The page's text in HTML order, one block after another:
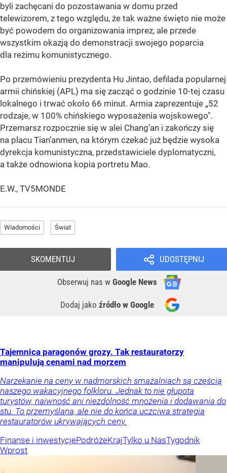
byli zachęcani do pozostawania w domu przed
telewizorem, z tego względu, że tak ważne święto nie może
być powodem do organizowania imprez, ale przede
wszystkim okazją do demonstracji swojego poparcia
dla reżimu komunistycznego.
Po przemówieniu prezydenta Hu Jintao, defilada popularnej
armii chińskiej (APL) ma się zacząć o godzinie 10-tej czasu
lokalnego i trwać około 66 minut. Armia zaprezentuje „52
rodzaje, w 100% chińskiego wyposażenia wojskowego".
Przemarsz rozpocznie się w alei Chang’an i zakończy się
na placu Tian’anmen, na którym czekać już będzie wysoka
dyrekcja komunistyczna, przedstawiciele dyplomatyczni,
a także odnowiona kopia portretu Mao.
E.W., TV5MONDE
Wiadomości Świat
UDOSTĘPNIJ
Obserwuj nas w Google News
Dodaj jako źródło w Google
SKOMENTUJ
Tajemnica paragonów grozy. Tak restauratorzy
manipulują cenami nad morzem
Narzekanie na ceny w nadmorskich smażalniach są częścią
naszego wakacyjnego folkloru. Jednak to nie głupota
turystów, naiwność ani niezdolność mnożenia i dodawania do
stu. To przemyślana, ale nie do końca uczciwa strategia
restauratorów ukrywających ceny.
Finanse i inwestycjePodróżeKrajTylko u NasTygodnik
Wprost